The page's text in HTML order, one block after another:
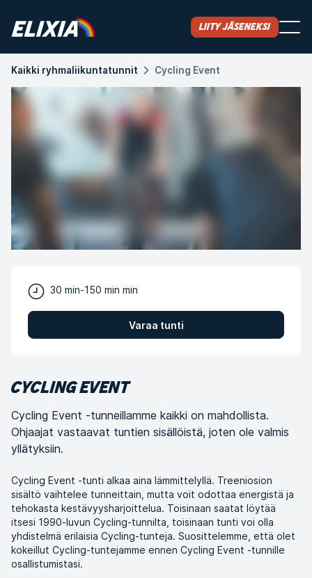
Liity jäseneksi
Kaikki ryhmaliikuntatunnit Cycling Event
30 min-150 min min
Varaa tunti
CYCLING EVENT
Cycling Event -tunneillamme kaikki on mahdollista.
Ohjaajat vastaavat tuntien sisällöistä, joten ole valmis
yllätyksiin.
Cycling Event -tunti alkaa aina lämmittelyllä. Treeniosion
sisältö vaihtelee tunneittain, mutta voit odottaa energistä ja
tehokasta kestävyysharjoittelua. Toisinaan saatat löytää
itsesi 1990-luvun Cycling-tunnilta, toisinaan tunti voi olla
yhdistelmä erilaisia Cycling-tunteja. Suosittelemme, että olet
kokeillut Cycling-tuntejamme ennen Cycling Event -tunnille
osallistumistasi.